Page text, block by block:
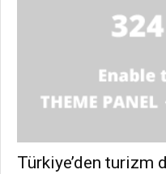
Türkiye’den turizm